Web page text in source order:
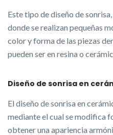
Este tipo de diseño de
donde se realizan pequeñas
color y forma de las piezas
pueden ser en resina o
Diseño de sonrisa en
El diseño de sonrisa en
mediante el cual se modifica
obtener una apariencia